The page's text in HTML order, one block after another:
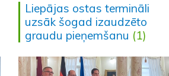
Liepājas ostas termināli
uzsāk šogad izaudzēto
graudu pieņemšanu (1)